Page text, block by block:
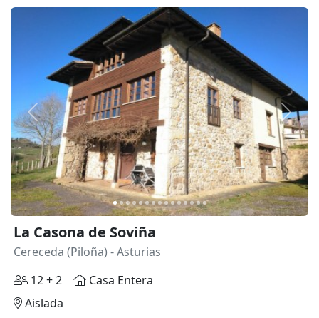
Anterior
La Casona de Soviña
Cereceda (Piloña) - Asturias
12 + 2
Casa Entera
Aislada